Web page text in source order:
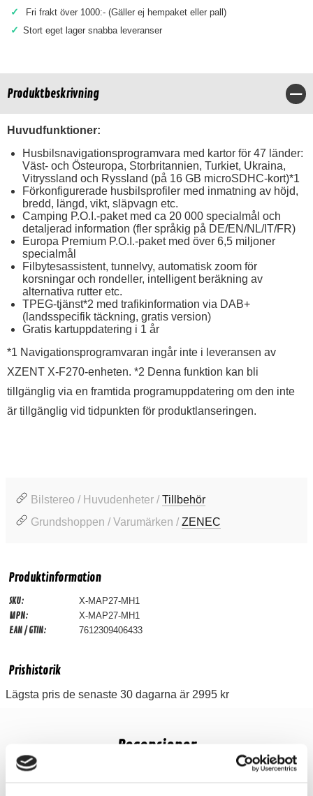
✓ Fri frakt över 1000:- (Gäller ej hempaket eller pall)
✓ Stort eget lager snabba leveranser
Produktbeskrivning
Huvudfunktioner:
Husbilsnavigationsprogramvara med kartor för 47 länder:
Väst- och Östeuropa, Storbritannien, Turkiet, Ukraina,
Vitryssland och Ryssland (på 16 GB microSDHC-kort)*1
Förkonfigurerade husbilsprofiler med inmatning av höjd,
bredd, längd, vikt, släpvagn etc.
Camping P.O.I.-paket med ca 20 000 specialmål och
detaljerad information (fler språkig på DE/EN/NL/IT/FR)
Europa Premium P.O.I.-paket med över 6,5 miljoner
specialmål
Filbytesassistent, tunnelvy, automatisk zoom för
korsningar och rondeller, intelligent beräkning av
alternativa rutter etc.
TPEG-tjänst*2 med trafikinformation via DAB+
(landsspecifik täckning, gratis version)
Gratis kartuppdatering i 1 år
*1 Navigationsprogramvaran ingår inte i leveransen av
XZENT X-F270-enheten. *2 Denna funktion kan bli
tillgänglig via en framtida programuppdatering om den inte
är tillgänglig vid tidpunkten för produktlanseringen.
Bilstereo / Huvudenheter /Tillbehör
Grundshoppen / Varumärken /ZENEC
Produktinformation
SKU: X-MAP27-MH1
MPN: X-MAP27-MH1
EAN / GTIN: 7612309406433
Prishistorik
Lägsta pris de senaste 30 dagarna är 2995 kr
Recensioner